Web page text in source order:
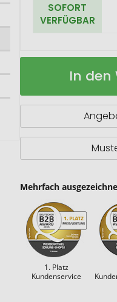
SOFORT
VERFÜGBAR
Wasserball
Auf
In den
Mehrfach
1. Platz
Kundenservice